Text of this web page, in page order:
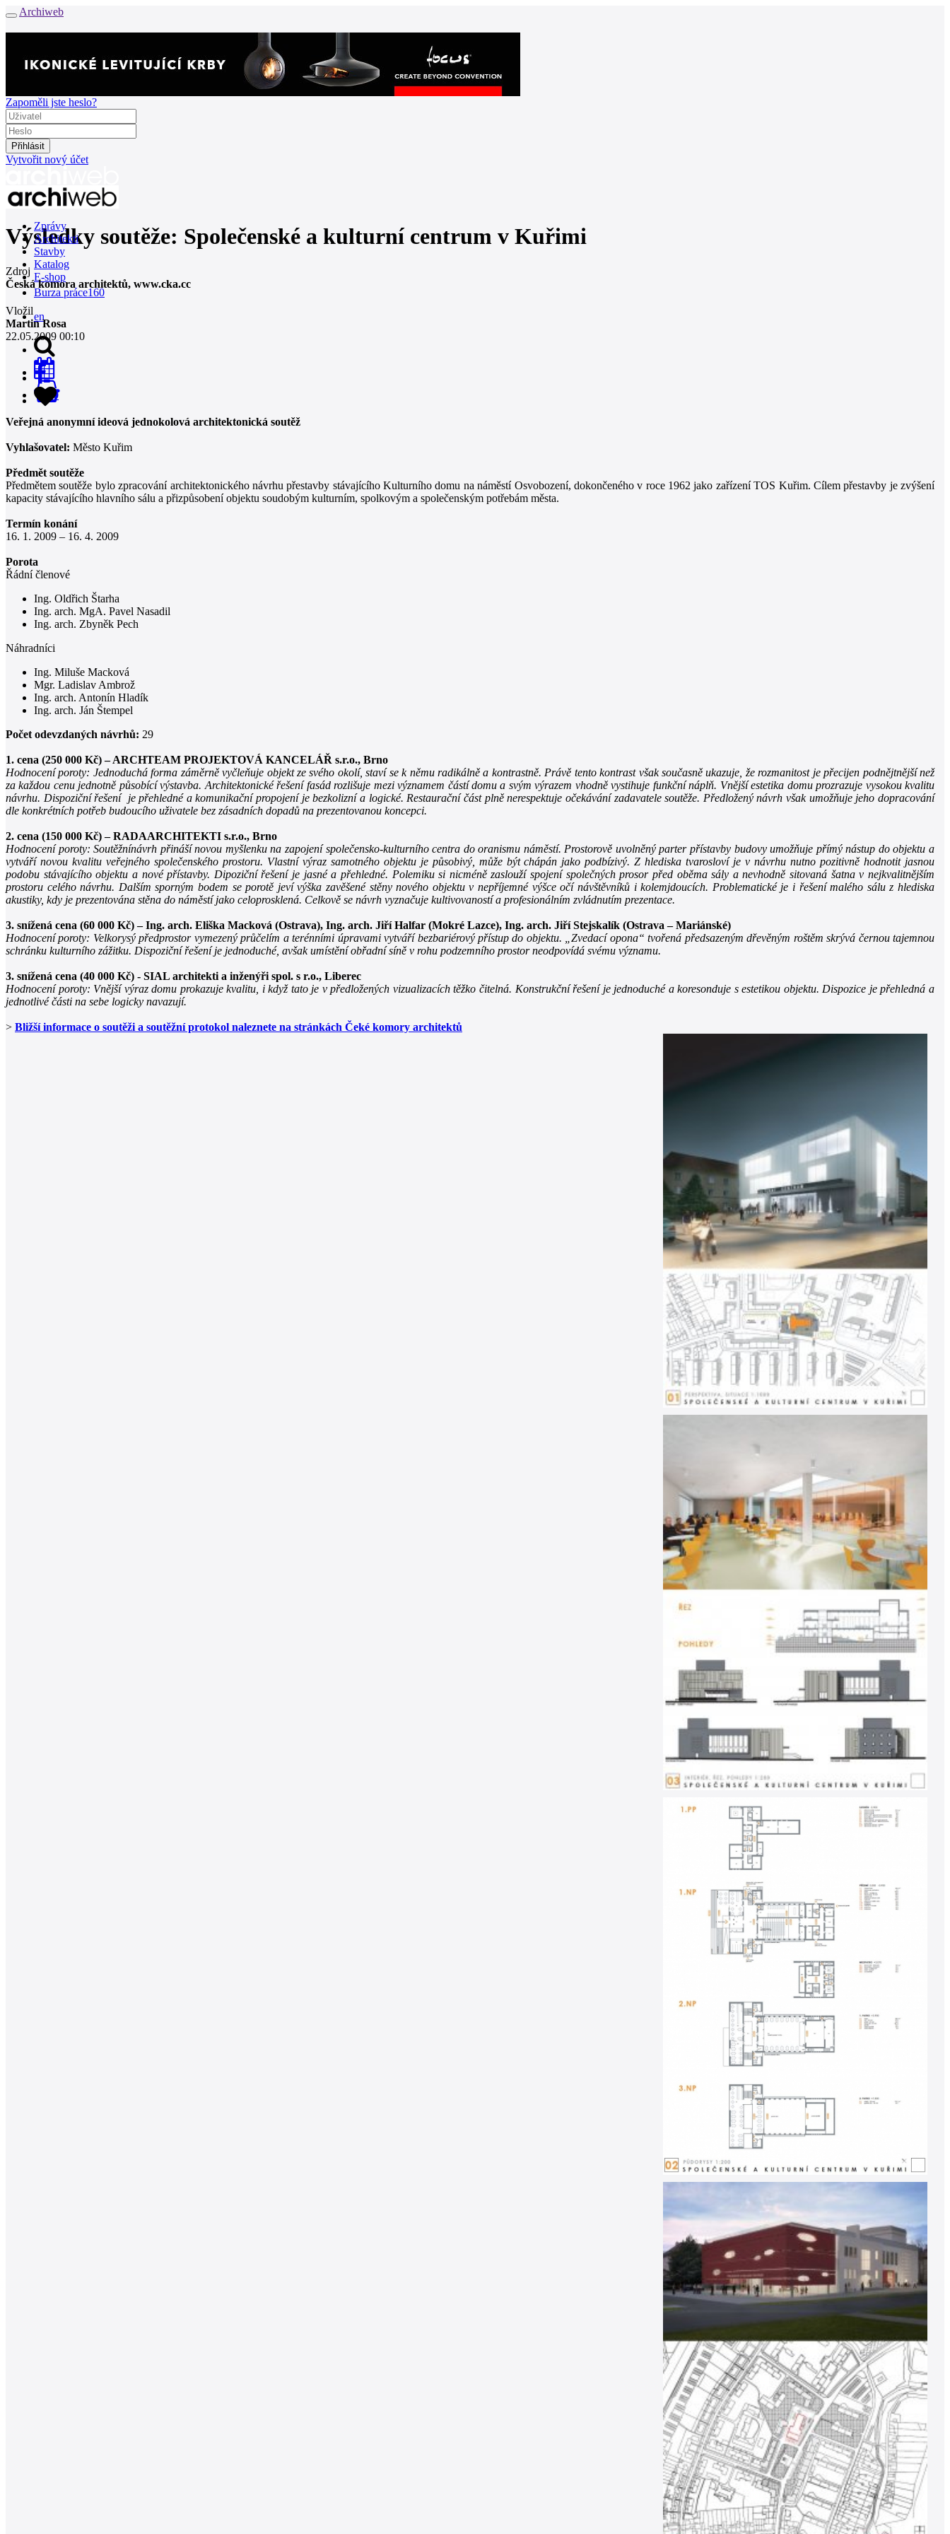
Archiweb
Zapoměli jste heslo?
Vytvořit nový účet
Zprávy
Architekti
Stavby
Katalog
E-shop
Burza práce160
en
0
Výsledky soutěže: Společenské a kulturní centrum v Kuřimi
Zdroj
Česká komora architektů, www.cka.cc
Vložil
Martin Rosa
22.05.2009 00:10
Veřejná anonymní ideová jednokolová architektonická soutěž
Vyhlašovatel: Město Kuřim
Předmět soutěže
Předmětem soutěže bylo zpracování architektonického návrhu přestavby stávajícího Kulturního domu na náměstí Osvobození, dokončeného v roce 1962 jako zařízení TOS Kuřim. Cílem přestavby je zvýšení
kapacity stávajícího hlavního sálu a přizpůsobení objektu soudobým kulturním, spolkovým a společenským potřebám města.
Termín konání
16. 1. 2009 – 16. 4. 2009
Porota
Řádní členové
Ing. Oldřich Štarha
Ing. arch. MgA. Pavel Nasadil
Ing. arch. Zbyněk Pech
Náhradníci
Ing. Miluše Macková
Mgr. Ladislav Ambrož
Ing. arch. Antonín Hladík
Ing. arch. Ján Štempel
Počet odevzdaných návrhů: 29
1. cena (250 000 Kč) – ARCHTEAM PROJEKTOVÁ KANCELÁŘ s.r.o., Brno
Hodnocení poroty: Jednoduchá forma záměrně vyčleňuje objekt ze svého okolí, staví se k němu radikálně a kontrastně. Právě tento kontrast však současně ukazuje, že rozmanitost je přecijen podnějtnější než
za každou cenu jednotně působící výstavba. Architektonické řešení fasád rozlišuje mezi významem částí domu a svým výrazem vhodně vystihuje funkční náplň. Vnější estetika domu prozrazuje vysokou kvalitu
návrhu. Dispoziční řešení je přehledné a komunikační propojení je bezkolizní a logické. Restaurační část plně nerespektuje očekávání zadavatele soutěže. Předložený návrh však umožňuje jeho dopracování
dle konkrétních potřeb budoucího uživatele bez zásadních dopadů na prezentovanou koncepci.
2. cena (150 000 Kč) – RADAARCHITEKTI s.r.o., Brno
Hodnocení poroty: Soutěžnínávrh přináší novou myšlenku na zapojení společensko-kulturního centra do oranismu náměstí. Prostorově uvolněný parter přístavby budovy umožňuje přímý nástup do objektu a
vytváří novou kvalitu veřejného společenského prostoru. Vlastní výraz samotného objektu je působivý, může být chápán jako podbízivý. Z hlediska tvarosloví je v návrhu nutno pozitivně hodnotit jasnou
podobu stávajícího objektu a nové přístavby. Dipoziční řešení je jasné a přehledné. Polemiku si nicméně zaslouží spojení společných prosor před oběma sály a nevhodně sitovaná šatna v nejkvalitnějším
prostoru celého návrhu. Dalším sporným bodem se porotě jeví výška zavěšené stěny nového objektu v nepříjemné výšce očí návštěvníků i kolemjdoucích. Problematické je i řešení malého sálu z hlediska
akustiky, kdy je prezentována stěna do náměstí jako celoprosklená. Celkově se návrh vyznačuje kultivovaností a profesionálním zvládnutím prezentace.
3. snížená cena (60 000 Kč) – Ing. arch. Eliška Macková (Ostrava), Ing. arch. Jiří Halfar (Mokré Lazce), Ing. arch. Jiří Stejskalík (Ostrava – Mariánské)
Hodnocení poroty: Velkorysý předprostor vymezený průčelím a terénními úpravami vytváří bezbariérový přístup do objektu. „Zvedací opona“ tvořená předsazeným dřevěným roštěm skrývá černou tajemnou
schránku kulturního zážitku. Dispoziční řešení je jednoduché, avšak umístění obřadní síně v rohu podzemního prostor neodpovídá svému významu.
3. snížená cena (40 000 Kč) - SIAL architekti a inženýři spol. s r.o., Liberec
Hodnocení poroty: Vnější výraz domu prokazuje kvalitu, i když tato je v předložených vizualizacích těžko čitelná. Konstrukční řešení je jednoduché a koresonduje s estetikou objektu. Dispozice je přehledná a
jednotlivé části na sebe logicky navazují.
> Bližší informace o soutěži a soutěžní protokol naleznete na stránkách Čeké komory architektů